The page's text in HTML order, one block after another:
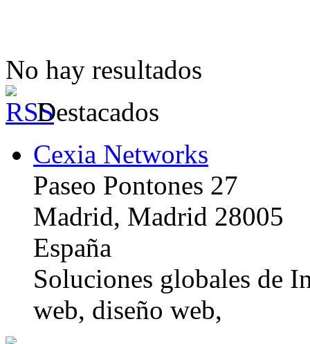
No hay resultados
Destacados
Cexia Networks
Paseo Pontones 27
Madrid, Madrid 28005
España
Soluciones globales de
web, diseño web,